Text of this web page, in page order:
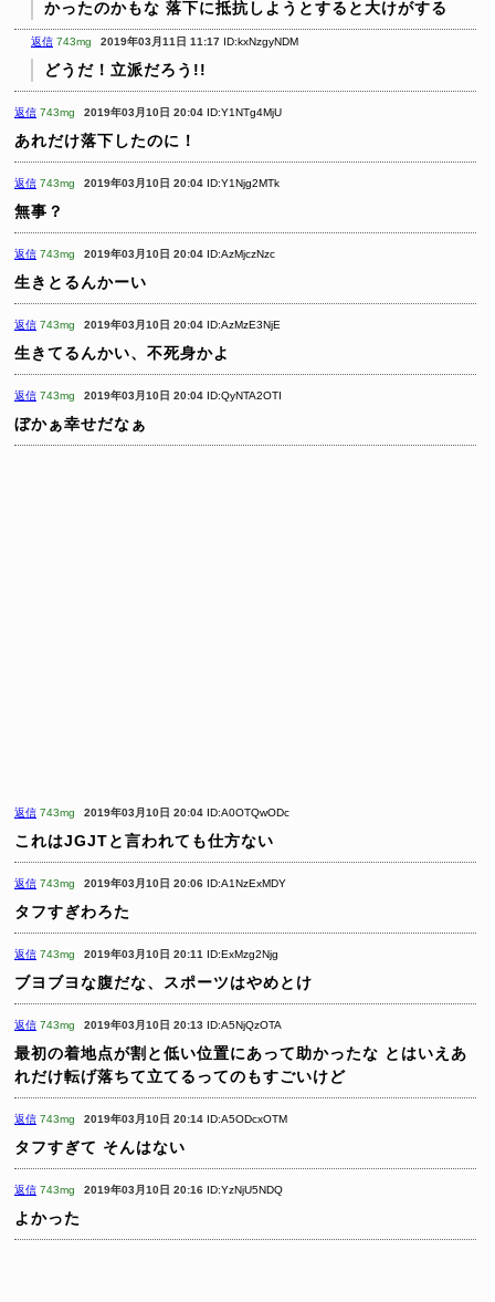
かったのかもな 落下に抵抗しようとすると大けがする
返信 743mg 2019年03月11日 11:17 ID:kxNzgyNDM
どうだ！立派だろう!!
返信 743mg 2019年03月10日 20:04 ID:Y1NTg4MjU
あれだけ落下したのに！
返信 743mg 2019年03月10日 20:04 ID:Y1Njg2MTk
無事？
返信 743mg 2019年03月10日 20:04 ID:AzMjczNzc
生きとるんかーい
返信 743mg 2019年03月10日 20:04 ID:AzMzE3NjE
生きてるんかい、不死身かよ
返信 743mg 2019年03月10日 20:04 ID:QyNTA2OTI
ぼかぁ幸せだなぁ
返信 743mg 2019年03月10日 20:04 ID:A0OTQwODc
これはJGJTと言われても仕方ない
返信 743mg 2019年03月10日 20:06 ID:A1NzExMDY
タフすぎわろた
返信 743mg 2019年03月10日 20:11 ID:ExMzg2Njg
ブヨブヨな腹だな、スポーツはやめとけ
返信 743mg 2019年03月10日 20:13 ID:A5NjQzOTA
最初の着地点が割と低い位置にあって助かったな とはいえあ
れだけ転げ落ちて立てるってのもすごいけど
返信 743mg 2019年03月10日 20:14 ID:A5ODcxOTM
タフすぎて そんはない
返信 743mg 2019年03月10日 20:16 ID:YzNjU5NDQ
よかった